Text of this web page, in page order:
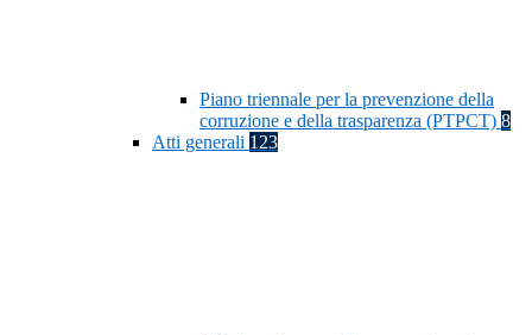
Piano triennale per la prevenzione della
corruzione e della trasparenza (PTPCT) 8
Atti generali 123